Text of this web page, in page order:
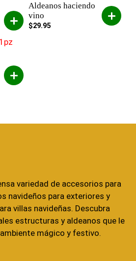
Aldeanos haciendo
vino
$29.95
variedad de accesorios para
navideños para exteriores y
villas navideñas. Descubra
estructuras y aldeanos que le
mágico y festivo.